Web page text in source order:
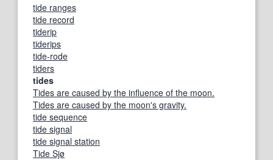
tide ranges
tide record
tiderip
tiderips
tide-rode
tiders
tides
Tides are caused by the influence of the moon.
Tides are caused by the moon's gravity.
tide sequence
tide signal
tide signal station
Tide Sjø